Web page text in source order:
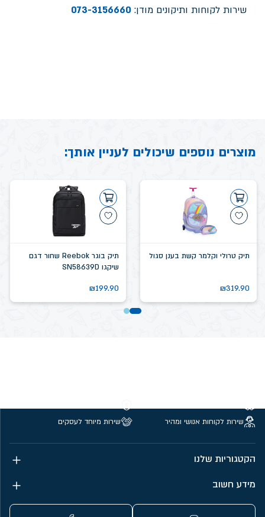
שירות לקוחות ותיקונים מודן: 073-3156660
מוצרים נוספים שיכולים לעניין אותך:
תיק טרולי וקלמר קשת בענן סגול
₪319.90
תיק בוגר Reebok שחור דגם
שיקגו SN58639D
₪199.90
שירות לקוחות אנושי ומהיר
שירות מיוחד לעסקים
הקטגוריות שלנו
מידע חשוב